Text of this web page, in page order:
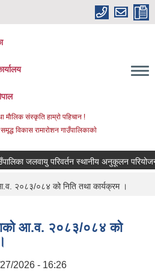
माैलिक संस्कृति हाम्राे पहिचान !
विकास रामाराेशन गाउँपालिकाकाे
जलवायु परिवर्तन स्थानीय अनुकूलन
आ.व. २०८३/०८४ को निति तथा कार्यक्रम ।
आ.व. २०८३/०८४ को
2026 - 16:26